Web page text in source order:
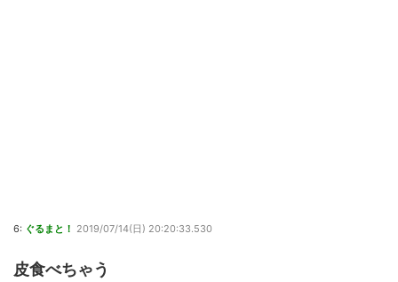
6: ぐるまと！ 2019/07/14(日) 20:20:33.530
皮食べちゃう